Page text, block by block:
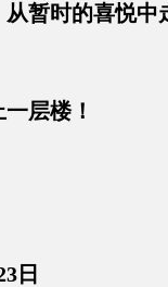
暂时的喜悦
利，同